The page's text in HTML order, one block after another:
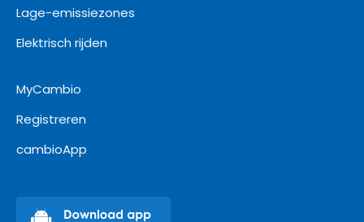
Lage-emissiezones
Elektrisch rijden
MyCambio
Registreren
cambioApp